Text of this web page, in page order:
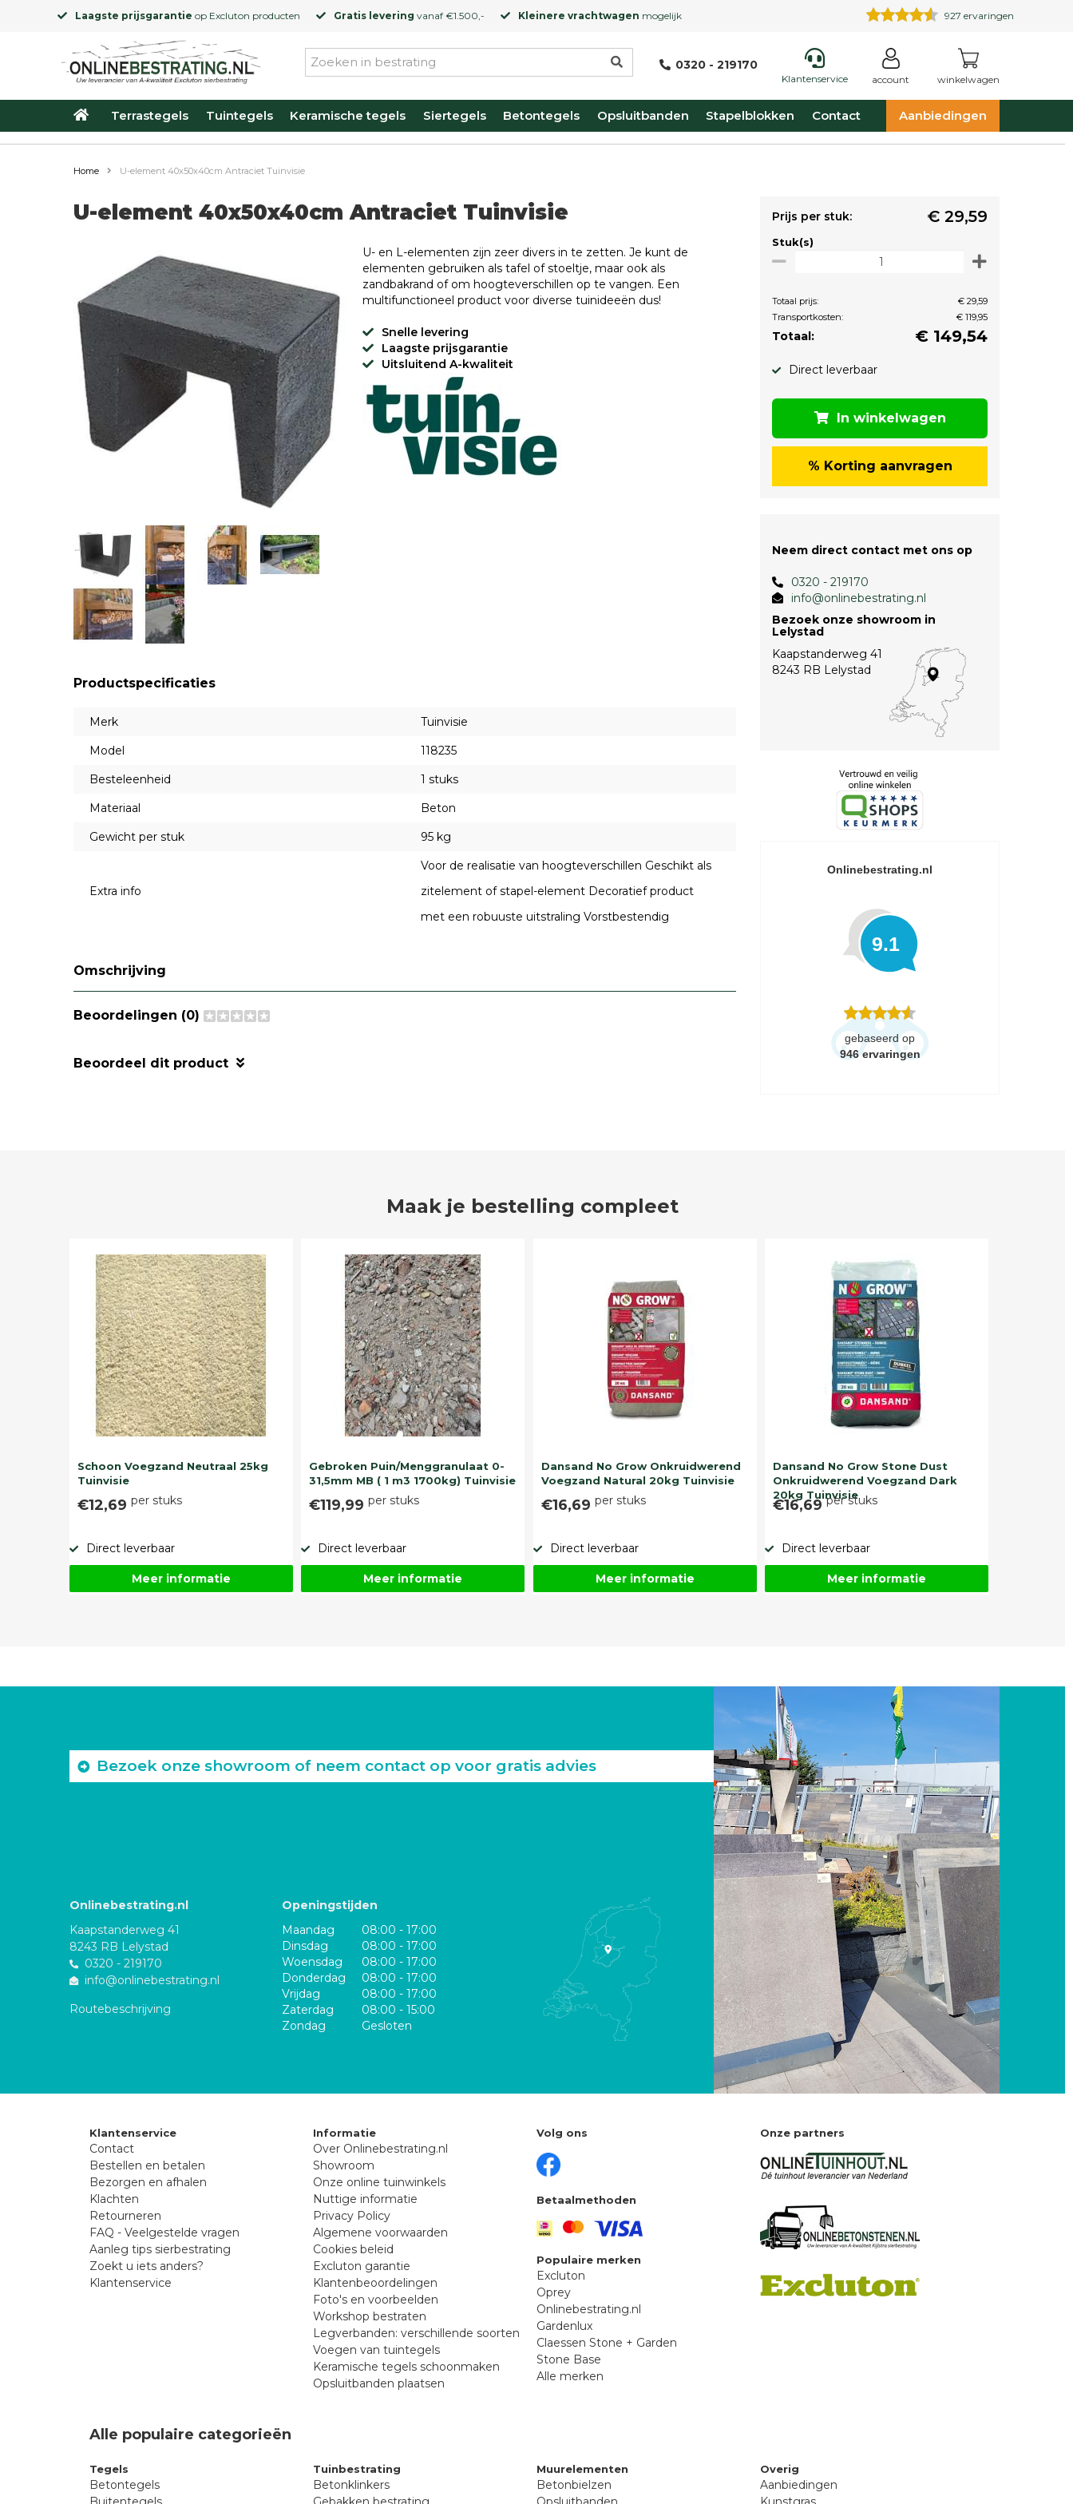
Laagste prijsgarantie op Excluton producten Gratis levering vanaf €1.500,- Kleinere vrachtwagen mogelijk 927 ervaringen
0320 - 219170
Klantenservice account winkelwagen
Terrastegels Tuintegels Keramische tegels Siertegels Betontegels Opsluitbanden Stapelblokken Contact Aanbiedingen
Home U-element 40x50x40cm Antraciet Tuinvisie
U-element 40x50x40cm Antraciet Tuinvisie
U- en L-elementen zijn zeer divers in te zetten. Je kunt de
elementen gebruiken als tafel of stoeltje, maar ook als
zandbakrand of om hoogteverschillen op te vangen. Een
multifunctioneel product voor diverse tuinideeën dus!
Snelle levering
Laagste prijsgarantie
Uitsluitend A-kwaliteit
Productspecificaties
Merk
Tuinvisie
Model
118235
Besteleenheid
1 stuks
Materiaal
Beton
Gewicht per stuk
95 kg
Extra info
Voor de realisatie van hoogteverschillen Geschikt als
zitelement of stapel-element Decoratief product
met een robuuste uitstraling Vorstbestendig
Omschrijving
Beoordelingen (0)
Beoordeel dit product
Prijs per stuk: € 29,59
Stuk(s)
Totaal prijs:
€ 29,59
Transportkosten:
€ 119,95
Totaal: € 149,54
Direct leverbaar
In winkelwagen
% Korting aanvragen
Neem direct contact met ons op
0320 - 219170
info@onlinebestrating.nl
Bezoek onze showroom in
Lelystad
Kaapstanderweg 41
8243 RB Lelystad
Onlinebestrating.nl
9.1
gebaseerd op
946 ervaringen
Maak je bestelling compleet
Schoon Voegzand Neutraal 25kg
Tuinvisie
€12,69 per stuks
Direct leverbaar
Meer informatie
Gebroken Puin/Menggranulaat 0-
31,5mm MB ( 1 m3 1700kg) Tuinvisie
€119,99per stuks
Direct leverbaar
Meer informatie
Dansand No Grow Onkruidwerend
Voegzand Natural 20kg Tuinvisie
€16,69 per stuks
Direct leverbaar
Meer informatie
Dansand No Grow Stone Dust
Onkruidwerend Voegzand Dark
20kg Tuinvisie
€16,69 per stuks
Direct leverbaar
Meer informatie
Bezoek onze showroom of neem contact op voor gratis advies
Onlinebestrating.nl
Kaapstanderweg 41
8243 RB Lelystad
0320 - 219170
info@onlinebestrating.nl
Routebeschrijving
Openingstijden
Maandag
08:00 - 17:00
Dinsdag
08:00 - 17:00
Woensdag
08:00 - 17:00
Donderdag
08:00 - 17:00
Vrijdag
08:00 - 17:00
Zaterdag
08:00 - 15:00
Zondag
Gesloten
Klantenservice
Contact
Bestellen en betalen
Bezorgen en afhalen
Klachten
Retourneren
FAQ - Veelgestelde vragen
Aanleg tips sierbestrating
Zoekt u iets anders?
Klantenservice
Informatie
Over Onlinebestrating.nl
Showroom
Onze online tuinwinkels
Nuttige informatie
Privacy Policy
Algemene voorwaarden
Cookies beleid
Excluton garantie
Klantenbeoordelingen
Foto's en voorbeelden
Workshop bestraten
Legverbanden: verschillende soorten
Voegen van tuintegels
Keramische tegels schoonmaken
Opsluitbanden plaatsen
Volg ons
Betaalmethoden
Populaire merken
Excluton
Oprey
Onlinebestrating.nl
Gardenlux
Claessen Stone + Garden
Stone Base
Alle merken
Onze partners
Alle populaire categorieën
Tegels
Betontegels
Tuinbestrating
Betonklinkers
Muurelementen
Betonbielzen
Overig
Aanbiedingen